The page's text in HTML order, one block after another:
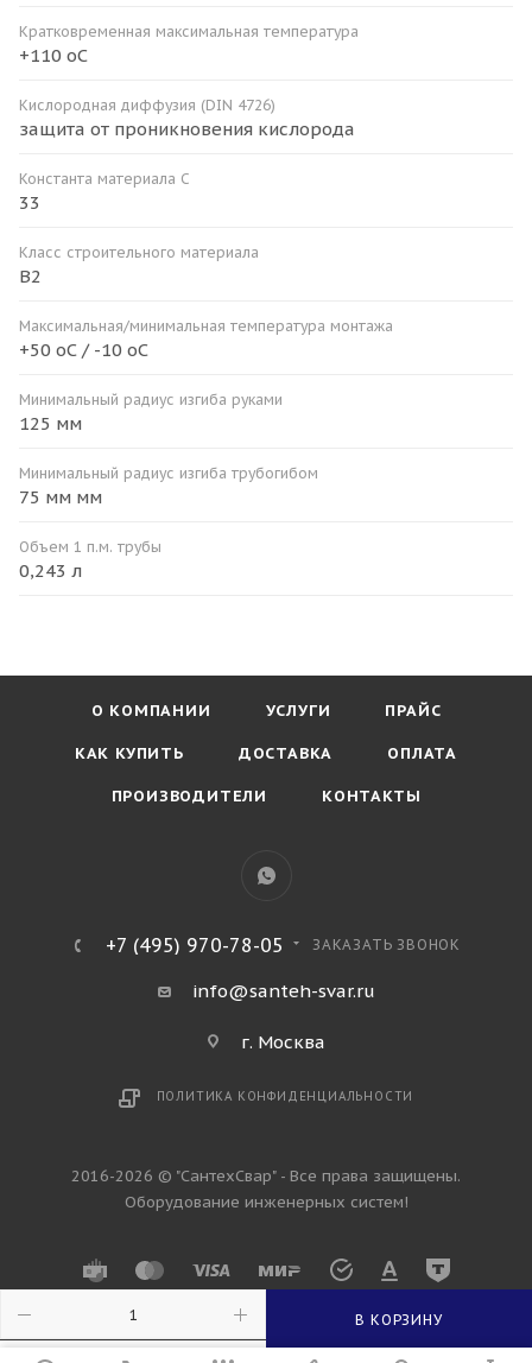
В КОРЗИНУ
Кратковременная максимальная температура
+110 оС
Кислородная диффузия (DIN 4726)
защита от проникновения кислорода
Константа материала С
33
Класс строительного материала
В2
Максимальная/минимальная температура монтажа
+50 оС / -10 оС
Минимальный радиус изгиба руками
125 мм
Минимальный радиус изгиба трубогибом
75 мм мм
Объем 1 п.м. трубы
0,243 л
О КОМПАНИИ УСЛУГИ ПРАЙС
КАК КУПИТЬ ДОСТАВКА ОПЛАТА
ПРОИЗВОДИТЕЛИ КОНТАКТЫ
+7 (495) 970-78-05 ЗАКАЗАТЬ ЗВОНОК
info@santeh-svar.ru
г. Москва
ПОЛИТИКА КОНФИДЕНЦИАЛЬНОСТИ
2016-2026 © "СантехСвар" - Все права защищены.
Оборудование инженерных систем!